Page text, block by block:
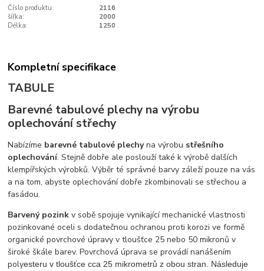
Číslo produktu:
2116
šířka:
2000
Délka:
1250
Kompletní specifikace
TABULE
Barevné tabulové plechy na výrobu
oplechování střechy
Nabízíme barevné tabulové plechyna výrobu střešního
oplechování. Stejně dobře ale poslouží také k výrobě dalších
klempířských výrobků. Výběr té správné barvy záleží pouze na vás
a na tom, abyste oplechování dobře zkombinovali se střechou a
fasádou.
Barvený pozink v sobě spojuje vynikající mechanické vlastnosti
pozinkované oceli s dodatečnou ochranou proti korozi ve formě
organické povrchové úpravy v tloušťce 25 nebo 50 mikronů v
široké škále barev. Povrchová úprava se provádí nanášením
polyesteru v tloušťce cca 25 mikrometrů z obou stran. Následuje